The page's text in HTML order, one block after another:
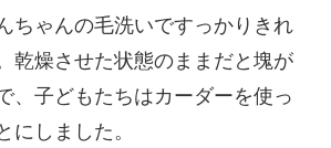
ちゃんの毛洗いですっかりきれ
乾燥させた状態のままだと塊が
、子どもたちはカーダーを使っ
にしました。